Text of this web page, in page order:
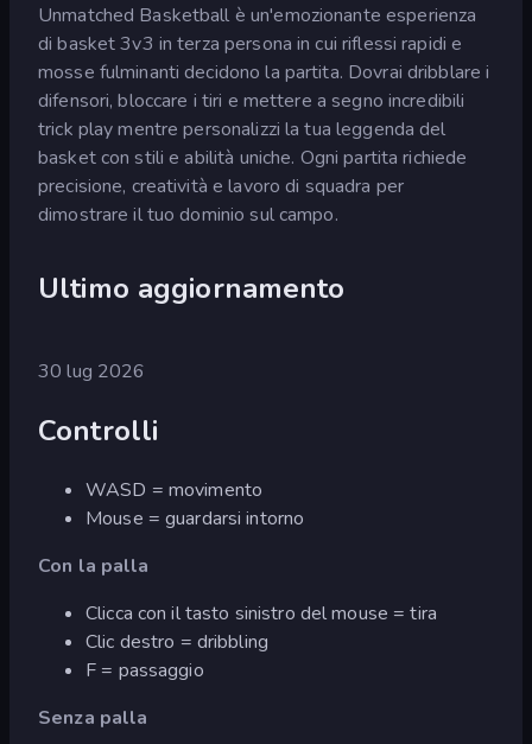
Unmatched Basketball è un'emozionante esperienza
di basket 3v3 in terza persona in cui riflessi rapidi e
mosse fulminanti decidono la partita. Dovrai dribblare i
difensori, bloccare i tiri e mettere a segno incredibili
trick play mentre personalizzi la tua leggenda del
basket con stili e abilità uniche. Ogni partita richiede
precisione, creatività e lavoro di squadra per
dimostrare il tuo dominio sul campo.
Ultimo aggiornamento
30 lug 2026
Controlli
WASD = movimento
Mouse = guardarsi intorno
Con la palla
Clicca con il tasto sinistro del mouse = tira
Clic destro = dribbling
F = passaggio
Senza palla